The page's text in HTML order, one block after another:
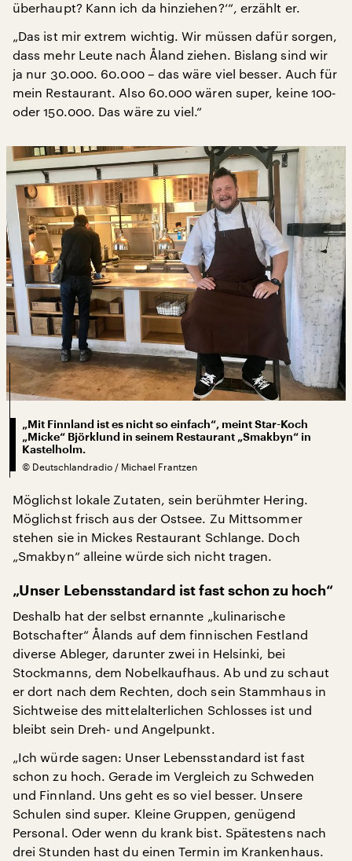
überhaupt? Kann ich da hinziehen?‘“, erzählt er.
„Das ist mir extrem wichtig. Wir müssen dafür sorgen,
dass mehr Leute nach Åland ziehen. Bislang sind wir
ja nur 30.000. 60.000 – das wäre viel besser. Auch für
mein Restaurant. Also 60.000 wären super, keine 100-
oder 150.000. Das wäre zu viel.“
„Mit Finnland ist es nicht so einfach“, meint Star-Koch
„Micke“ Björklund in seinem Restaurant „Smakbyn“ in
Kastelholm.
© Deutschlandradio / Michael Frantzen
Möglichst lokale Zutaten, sein berühmter Hering.
Möglichst frisch aus der Ostsee. Zu Mittsommer
stehen sie in Mickes Restaurant Schlange. Doch
„Smakbyn“ alleine würde sich nicht tragen.
„Unser Lebensstandard ist fast schon zu hoch“
Deshalb hat der selbst ernannte „kulinarische
Botschafter“ Ålands auf dem finnischen Festland
diverse Ableger, darunter zwei in Helsinki, bei
Stockmanns, dem Nobelkaufhaus. Ab und zu schaut
er dort nach dem Rechten, doch sein Stammhaus in
Sichtweise des mittelalterlichen Schlosses ist und
bleibt sein Dreh- und Angelpunkt.
„Ich würde sagen: Unser Lebensstandard ist fast
schon zu hoch. Gerade im Vergleich zu Schweden
und Finnland. Uns geht es so viel besser. Unsere
Schulen sind super. Kleine Gruppen, genügend
Personal. Oder wenn du krank bist. Spätestens nach
drei Stunden hast du einen Termin im Krankenhaus.